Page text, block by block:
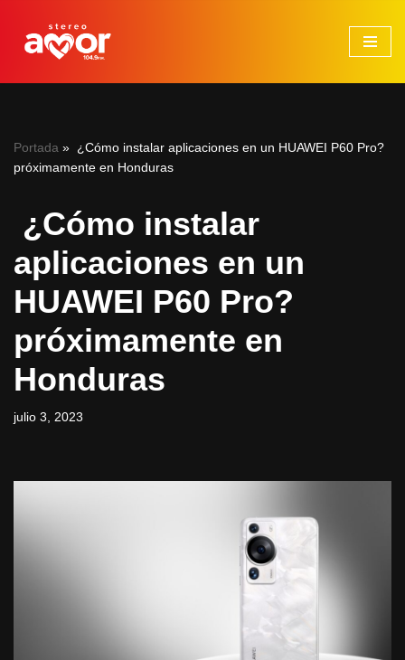
Saltar
Portada » ¿Cómo instalar aplicaciones en un HUAWEI P60 Pro?
próximamente en Honduras
¿Cómo instalar
aplicaciones en un
HUAWEI P60 Pro?
próximamente en
Honduras
julio 3, 2023